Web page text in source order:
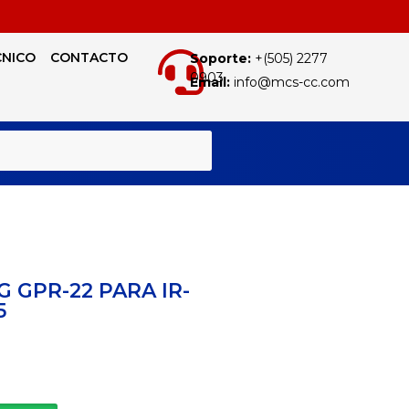
CONTACTO Soporte:+(505) 2277
0903
Email:info@mcs-cc.com
GPR-22 PARA IR-